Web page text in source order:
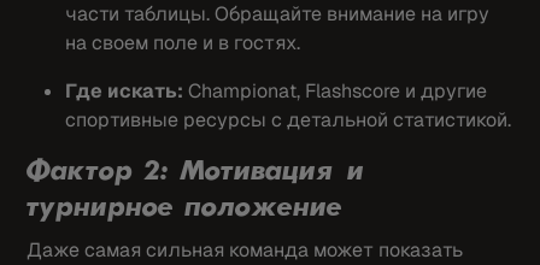
части таблицы. Обращайте внимание на игру
на своем поле и в гостях.
Где искать: Championat, Flashscore и другие
спортивные ресурсы с детальной статистикой.
Фактор 2: Мотивация и
турнирное положение
Даже самая сильная команда может показать